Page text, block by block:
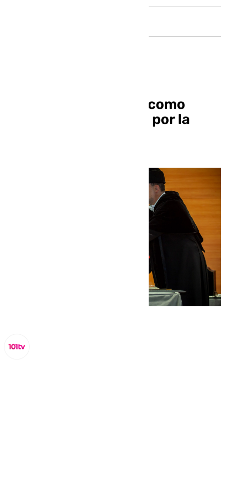
Raphael es investido como
doctor honoris causa por la